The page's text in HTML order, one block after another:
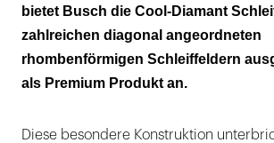
bietet Busch die Cool-Diamant
zahlreichen diagonal angeordneten
rhombenförmigen Schleiffeldern
als Premium Produkt an.
Diese besondere Konstruktion